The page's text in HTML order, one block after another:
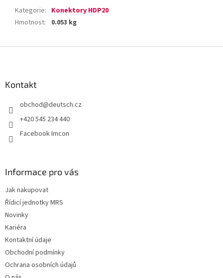
Kategorie: Konektory HDP20
Hmotnost: 0.053 kg
Kontakt
obchod@deutsch.cz
+420 545 234 440
Facebook Imcon
Informace pro vás
Jak nakupovat
Řídicí jednotky MRS
Novinky
Kariéra
Kontaktní údaje
Obchodní podmínky
Ochrana osobních údajů